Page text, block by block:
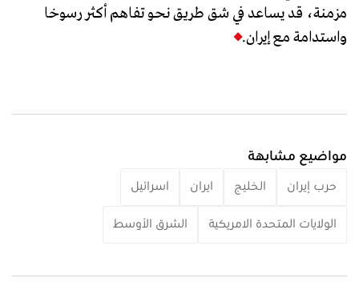
مزمنة، قد يساعد في شق طريق نحو تفاهم أكثر رسوخا
واستدامة مع إيران.
مواضيع مشابهة
حرب إيران الخليج ايران اسرائيل
الولايات المتحدة الامريكية الشرق الأوسط